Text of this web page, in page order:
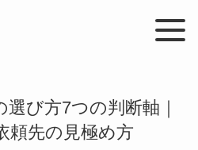
選び方7つの判断軸｜
頼先の見極め方